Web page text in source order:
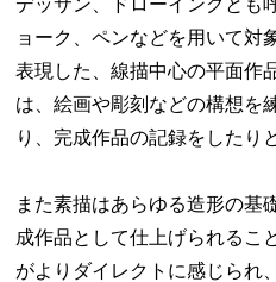
ョーク、ペンなどを用いて対
表現した、線描中心の平面作
は、絵画や彫刻などの構想を
り、完成作品の記録をしたり
また素描はあらゆる造形の基
成作品として仕上げられるこ
がよりダイレクトに感じられ